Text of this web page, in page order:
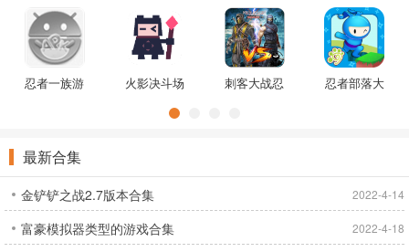
Release游
戏
任务游戏
Senki War
Shinobi游戏
忍者一族游
火影决斗场
刺客大战忍
忍者部落大
最新合集
金铲铲之战2.7版本合集 2022-4-14
富豪模拟器类型的游戏合集 2022-4-18